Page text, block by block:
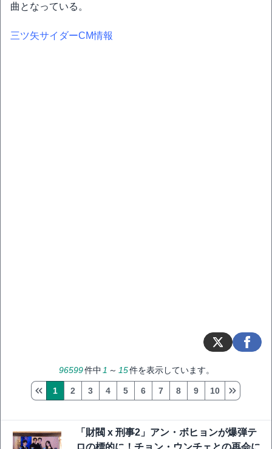
曲となっている。
三ツ矢サイダーCM情報
96599件中 1 ～ 15件を表示しています。
1 2 3 4 5 6 7 8 9 10
「財閥 x 刑事2」アン・ボヒョンが爆弾テ
ロの標的に！チョン・ウンチェとの再会に